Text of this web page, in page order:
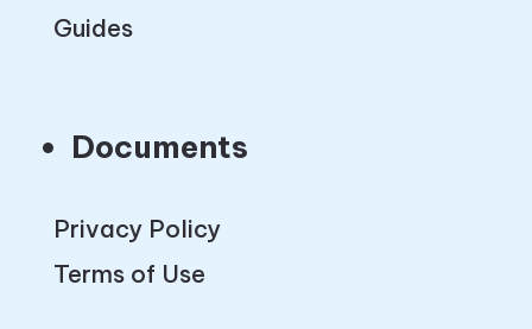
Guides
Documents
Privacy Policy
Terms of Use